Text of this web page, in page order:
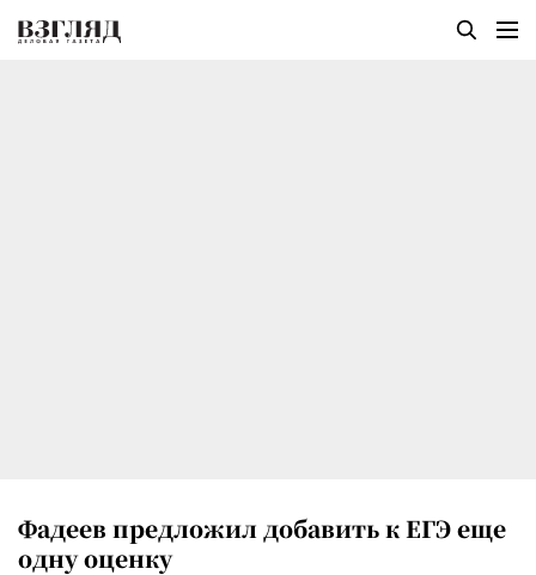
Фадеев предложил добавить к ЕГЭ еще
одну оценку